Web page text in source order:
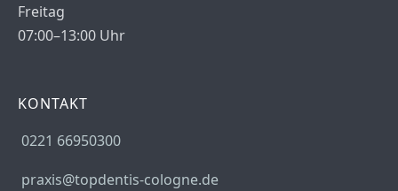
Freitag
07:00–13:00 Uhr
KONTAKT
0221 66950300
praxis@topdentis-cologne.de